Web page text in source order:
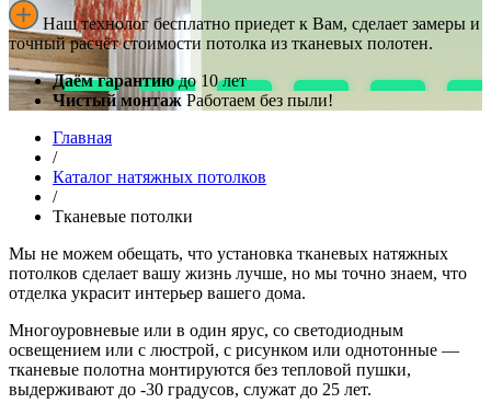
Наш технолог бесплатно приедет к Вам, сделает замеры и
точный расчёт стоимости потолка из тканевых полотен.
Даём гарантиюдо 10 лет
Чистый монтаж Работаем без пыли!
Главная
/
Каталог натяжных потолков
/
Тканевые потолки
Мы не можем обещать, что установка тканевых натяжных
потолков сделает вашу жизнь лучше, но мы точно знаем, что
отделка украсит интерьер вашего дома.
Многоуровневые или в один ярус, со светодиодным
освещением или с люстрой, с рисунком или однотонные —
тканевые полотна монтируются без тепловой пушки,
выдерживают до -30 градусов, служат до 25 лет.